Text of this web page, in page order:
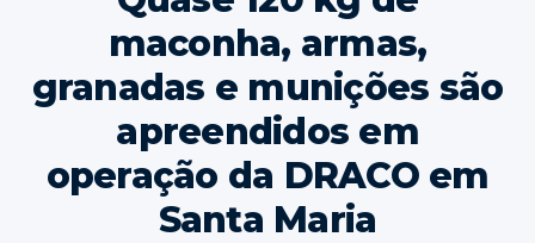
maconha, armas,
granadas e munições são
apreendidos em
operação da DRACO em
Santa Maria